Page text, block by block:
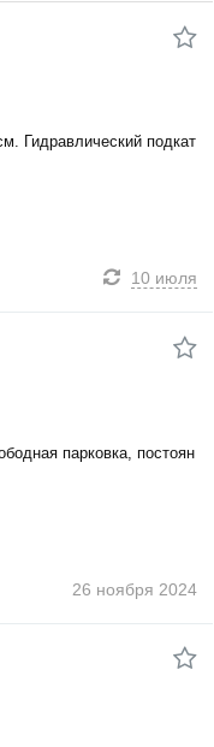
Гидравлический подкат
10 июля
парковка, постоян
26 ноября 2024